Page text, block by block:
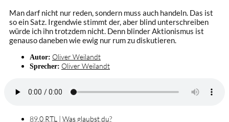
Man darf nicht nur reden, sondern muss auch handeln. Das ist
so ein Satz. Irgendwie stimmt der, aber blind unterschreiben
würde ich ihn trotzdem nicht. Denn blinder Aktionismus ist
genauso daneben wie ewig nur rum zu diskutieren.
Autor: Oliver Weilandt
Sprecher: Oliver Weilandt
89.0 RTL | Was glaubst du?